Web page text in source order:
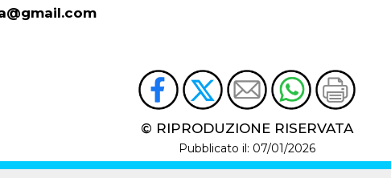
© RIPRODUZIONE RISERVATA
Pubblicato il: 07/01/2026